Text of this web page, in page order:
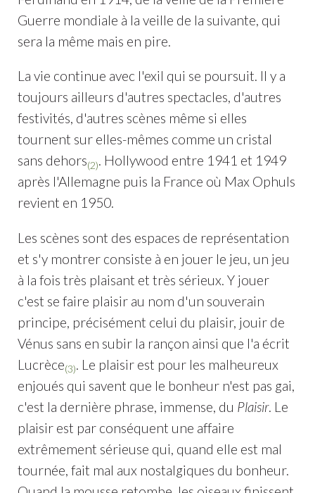
Guerre mondiale à la veille de la suivante, qui
sera la même mais en pire.
La vie continue avec l'exil qui se poursuit. Il y a
toujours ailleurs d'autres spectacles, d'autres
festivités, d'autres scènes même si elles
tournent sur elles-mêmes comme un cristal
sans dehors(2). Hollywood entre 1941 et 1949
après l'Allemagne puis la France où Max Ophuls
revient en 1950.
Les scènes sont des espaces de représentation
et s'y montrer consiste à en jouer le jeu, un jeu
à la fois très plaisant et très sérieux. Y jouer
c'est se faire plaisir au nom d'un souverain
principe, précisément celui du plaisir, jouir de
Vénus sans en subir la rançon ainsi que l'a écrit
Lucrèce(3)
. Le plaisir est pour les malheureux
enjoués qui savent que le bonheur n'est pas gai,
c'est la dernière phrase, immense, du Plaisir. Le
plaisir est par conséquent une affaire
extrêmement sérieuse qui, quand elle est mal
tournée, fait mal aux nostalgiques du bonheur.